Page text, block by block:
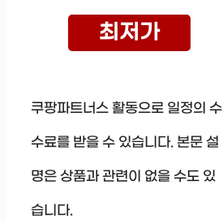
최저가
쿠팡파트너스 활동으로 일정의 수
수료를 받을 수 있습니다. 본문 설
명은 상품과 관련이 없을 수도 있
습니다.